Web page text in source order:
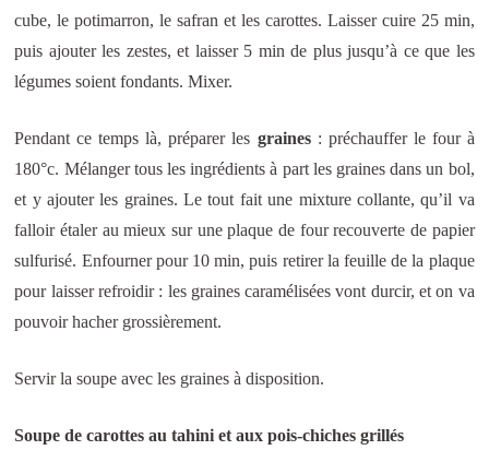
cube, le potimarron, le safran et les carottes. Laisser cuire 25 min,
puis ajouter les zestes, et laisser 5 min de plus jusqu’à ce que les
légumes soient fondants. Mixer.
Pendant ce temps là, préparer les graines: préchauffer le four à
180°c. Mélanger tous les ingrédients à part les graines dans un bol,
et y ajouter les graines. Le tout fait une mixture collante, qu’il va
falloir étaler au mieux sur une plaque de four recouverte de papier
sulfurisé. Enfourner pour 10 min, puis retirer la feuille de la plaque
pour laisser refroidir : les graines caramélisées vont durcir, et on va
pouvoir hacher grossièrement.
Servir la soupe avec les graines à disposition.
Soupe de carottes au tahini et aux pois-chiches grillés